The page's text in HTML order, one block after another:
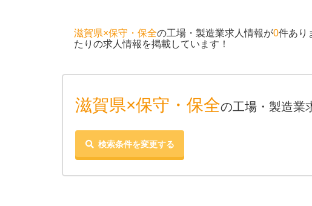
滋賀県×保守・保全の工場・製造業求人情報が0件あり
たりの求人情報を掲載しています！
滋賀県×保守・保全の工場・製造業
検索条件を変更する